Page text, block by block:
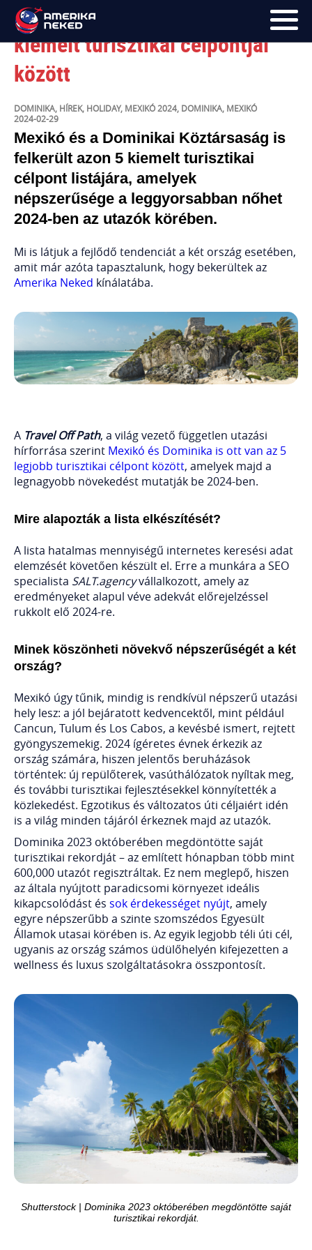
FŐOLDAL
HÍRLEVÉL
BLOG
RÓLUNK
Mexikó és Dominika – 2024
kiemelt turisztikai célpontjai
között
DOMINIKA, HÍREK, HOLIDAY, MEXIKÓ2024, DOMINIKA, MEXIKÓ
2024-02-29
Mexikó és a Dominikai Köztársaság is
felkerült azon 5 kiemelt turisztikai
célpont listájára, amelyek
népszerűsége a leggyorsabban nőhet
2024-ben az utazók körében.
Mi is látjuk a fejlődő tendenciát a két ország esetében,
amit már azóta tapasztalunk, hogy bekerültek az
Amerika Neked kínálatába.
A Travel Off Path, a világ vezető független utazási
hírforrása szerint Mexikó és Dominika is ott van az 5
legjobb turisztikai célpont között, amelyek majd a
legnagyobb növekedést mutatják be 2024-ben.
Mire alapozták a lista elkészítését?
A lista hatalmas mennyiségű internetes keresési adat
elemzését követően készült el. Erre a munkára a SEO
specialista SALT.agencyvállalkozott, amely az
eredményeket alapul véve adekvát előrejelzéssel
rukkolt elő 2024-re.
Minek köszönheti növekvő népszerűségét a két
ország?
Mexikó úgy tűnik, mindig is rendkívül népszerű utazási
hely lesz: a jól bejáratott kedvencektől, mint például
Cancun, Tulum és Los Cabos, a kevésbé ismert, rejtett
gyöngyszemekig. 2024 ígéretes évnek érkezik az
ország számára, hiszen jelentős beruházások
történtek: új repülőterek, vasúthálózatok nyíltak meg,
és további turisztikai fejlesztésekkel könnyítették a
közlekedést. Egzotikus és változatos úti céljaiért idén
is a világ minden tájáról érkeznek majd az utazók.
Dominika 2023 októberében megdöntötte saját
turisztikai rekordját – az említett hónapban több mint
600,000 utazót regisztráltak. Ez nem meglepő, hiszen
az általa nyújtott paradicsomi környezet ideális
kikapcsolódást és sok érdekességet nyújt, amely
egyre népszerűbb a szinte szomszédos Egyesült
Államok utasai körében is. Az egyik legjobb téli úti cél,
ugyanis az ország számos üdülőhelyén kifejezetten a
wellness és luxus szolgáltatásokra összpontosít.
Shutterstock | Dominika 2023 októberében megdöntötte saját
turisztikai rekordját.